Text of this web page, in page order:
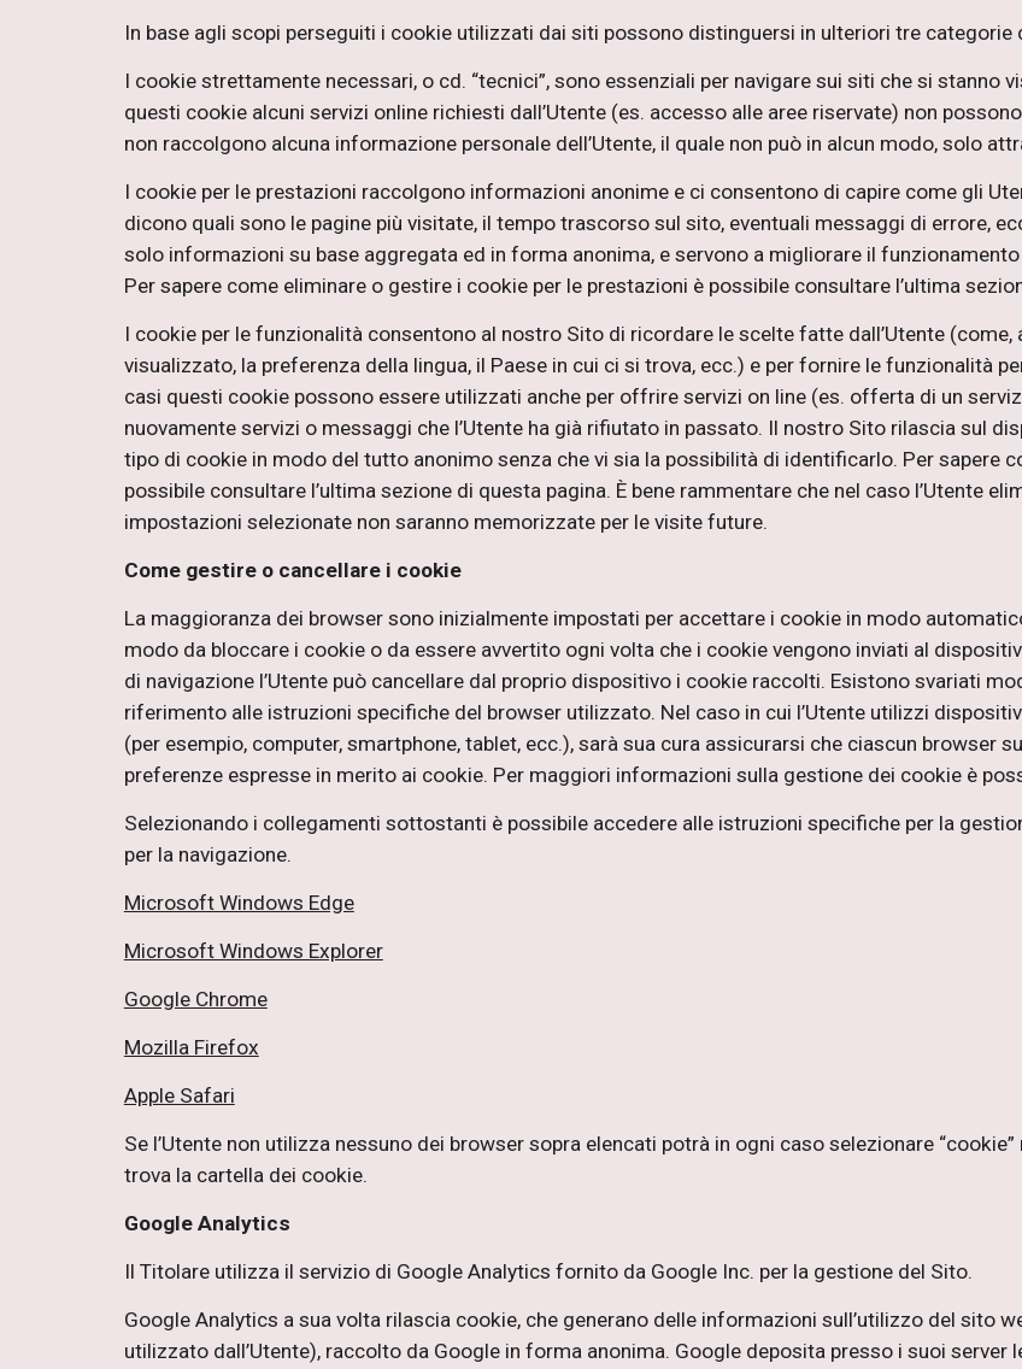
In base agli scopi perseguiti i cookie utilizzati dai siti possono distinguersi in ulteriori tre
I cookie strettamente necessari, o cd. “tecnici”, sono essenziali per navigare sui siti che si stanno
questi cookie alcuni servizi online richiesti dall’Utente (es. accesso alle aree riservate) non
non raccolgono alcuna informazione personale dell’Utente, il quale non può in alcun modo, solo
I cookie per le prestazioni raccolgono informazioni anonime e ci consentono di capire come gli
dicono quali sono le pagine più visitate, il tempo trascorso sul sito, eventuali messaggi di errore,
solo informazioni su base aggregata ed in forma anonima, e servono a migliorare il
Per sapere come eliminare o gestire i cookie per le prestazioni è possibile consultare l’ultima
I cookie per le funzionalità consentono al nostro Sito di ricordare le scelte fatte dall’Utente
visualizzato, la preferenza della lingua, il Paese in cui ci si trova, ecc.) e per fornire le funzionalità
casi questi cookie possono essere utilizzati anche per offrire servizi on line (es. offerta di un
nuovamente servizi o messaggi che l’Utente ha già rifiutato in passato. Il nostro Sito rilascia sul
tipo di cookie in modo del tutto anonimo senza che vi sia la possibilità di identificarlo. Per sapere
possibile consultare l’ultima sezione di questa pagina. È bene rammentare che nel caso l’Utente
impostazioni selezionate non saranno memorizzate per le visite future.
Come gestire o cancellare i cookie
La maggioranza dei browser sono inizialmente impostati per accettare i cookie in modo
modo da bloccare i cookie o da essere avvertito ogni volta che i cookie vengono inviati al
di navigazione l’Utente può cancellare dal proprio dispositivo i cookie raccolti. Esistono svariati
riferimento alle istruzioni specifiche del browser utilizzato. Nel caso in cui l’Utente utilizzi
(per esempio, computer, smartphone, tablet, ecc.), sarà sua cura assicurarsi che ciascun browser
preferenze espresse in merito ai cookie. Per maggiori informazioni sulla gestione dei cookie è
Selezionando i collegamenti sottostanti è possibile accedere alle istruzioni specifiche per la
per la navigazione.
Microsoft Windows Edge
Microsoft Windows Explorer
Google Chrome
Mozilla Firefox
Apple Safari
Se l’Utente non utilizza nessuno dei browser sopra elencati potrà in ogni caso selezionare
trova la cartella dei cookie.
Google Analytics
Il Titolare utilizza il servizio di Google Analytics fornito da Google Inc. per la gestione del Sito.
Google Analytics a sua volta rilascia cookie, che generano delle informazioni sull’utilizzo del sito
utilizzato dall’Utente), raccolto da Google in forma anonima. Google deposita presso i suoi